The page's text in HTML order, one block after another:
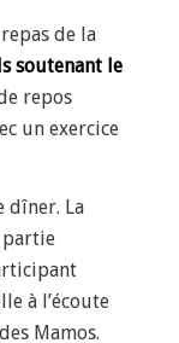
de la
soutenant le
repos
un exercice
dîner. La
partie
à l’écoute
Mamos.